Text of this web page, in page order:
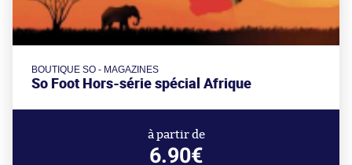
BOUTIQUE SO - MAGAZINES
So Foot Hors-série spécial Afrique
à partir de
6.90€